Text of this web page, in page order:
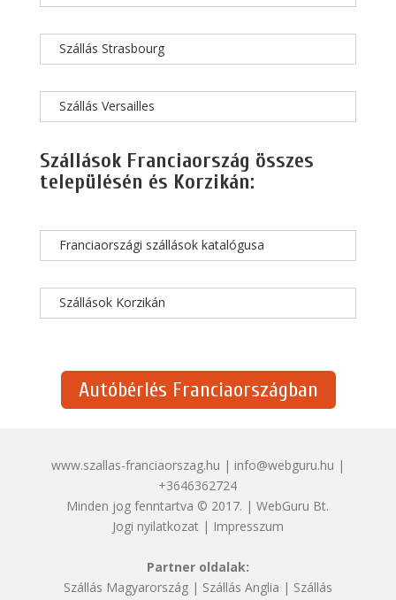
Szállás Strasbourg
Szállás Versailles
Szállások Franciaország összes
településén és Korzikán:
Franciaországi szállások katalógusa
Szállások Korzikán
Autóbérlés Franciaországban
www.szallas-franciaorszag.hu | info@webguru.hu |
+3646362724
Minden jog fenntartva © 2017. | WebGuru Bt.
Jogi nyilatkozat| Impresszum
Partner oldalak:
Szállás Magyarország| Szállás Anglia | Szállás